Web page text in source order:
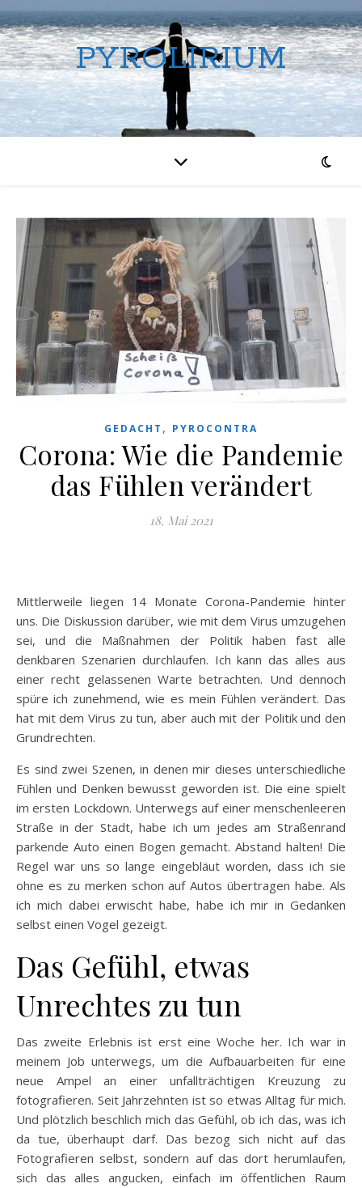
PYROLIRIUM
GEDACHT , PYROCONTRA
Corona: Wie die Pandemie
das Fühlen verändert
18. Mai 2021
Mittlerweile liegen 14 Monate Corona-Pandemie hinter
uns. Die Diskussion darüber, wie mit dem Virus umzugehen
sei, und die Maßnahmen der Politik haben fast alle
denkbaren Szenarien durchlaufen. Ich kann das alles aus
einer recht gelassenen Warte betrachten. Und dennoch
spüre ich zunehmend, wie es mein Fühlen verändert. Das
hat mit dem Virus zu tun, aber auch mit der Politik und den
Grundrechten.
Es sind zwei Szenen, in denen mir dieses unterschiedliche
Fühlen und Denken bewusst geworden ist. Die eine spielt
im ersten Lockdown. Unterwegs auf einer menschenleeren
Straße in der Stadt, habe ich um jedes am Straßenrand
parkende Auto einen Bogen gemacht. Abstand halten! Die
Regel war uns so lange eingebläut worden, dass ich sie
ohne es zu merken schon auf Autos übertragen habe. Als
ich mich dabei erwischt habe, habe ich mir in Gedanken
selbst einen Vogel gezeigt.
Das Gefühl, etwas
Unrechtes zu tun
Das zweite Erlebnis ist erst eine Woche her. Ich war in
meinem Job unterwegs, um die Aufbauarbeiten für eine
neue Ampel an einer unfallträchtigen Kreuzung zu
fotografieren. Seit Jahrzehnten ist so etwas Alltag für mich.
Und plötzlich beschlich mich das Gefühl, ob ich das, was ich
da tue, überhaupt darf. Das bezog sich nicht auf das
Fotografieren selbst, sondern auf das dort herumlaufen,
sich das alles angucken, einfach im öffentlichen Raum